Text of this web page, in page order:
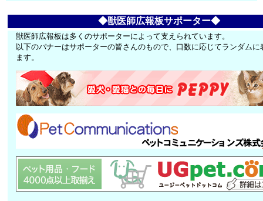
◆獣医師広報板サポーター◆
獣医師広報板は多くのサポーターによって支えられています。
以下のバナーはサポーターの皆さんのもので、口数に応じてランダムに
ます。